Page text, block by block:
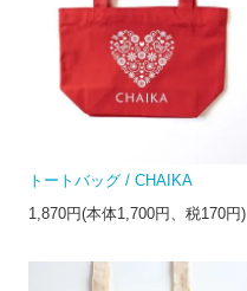
トートバッグ / CHAIKA
1,870円(本体1,700円、税170円)